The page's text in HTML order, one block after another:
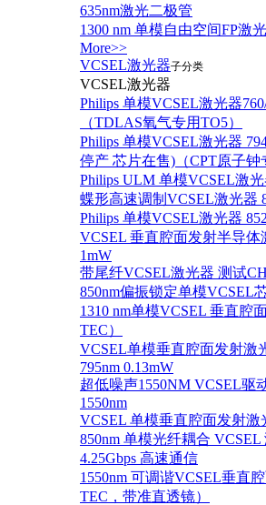
635nm激光二极管
1300 nm 单模自由空间FP激
More>>
VCSEL激光器子分类
VCSEL激光器
Philips 单模VCSEL激光器
（TDLAS氧气专用TO5）
Philips 单模VCSEL激光器
停产 芯片在售)（CPT原子钟
Philips ULM 单模VCSEL激光
蝶形高速调制VCSEL激光器
Philips 单模VCSEL激光器
VCSEL 垂直腔面发射半导体
1mW
带尾纤VCSEL激光器 测试
850nm偏振锁定单模VCSEL
1310 nm单模VCSEL 垂直腔
TEC）
VCSEL单模垂直腔面发射激
795nm 0.13mW
超低噪声1550NM VCSEL驱
1550nm
VCSEL 单模垂直腔面发射激
850nm 单模光纤耦合
4.25Gbps 高速通信
1550nm 可调谐VCSEL垂直
TEC，带准直透镜）